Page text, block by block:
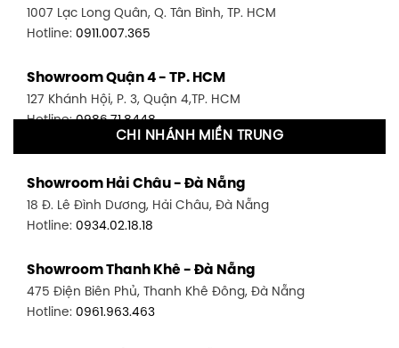
1007 Lạc Long Quân, Q. Tân Bình, TP. HCM
Hotline: 0911.007.365
Showroom Quận 4 - TP. HCM
127 Khánh Hội, P. 3, Quận 4,TP. HCM
Hotline:0986.71.8448
1411 Đường 3/2, P. 16, Quận 11, TP. HCM
Hotline:0906.256.759
1448 Huỳnh Tấn Phát, Phú Thuận, Quận 7, TP HCM
Hotline:0946.480.580
CHI NHÁNH MIỀN TRUNG
Showroom Hải Châu - Đà Nẵng
18 Đ. Lê Đình Dương, Hải Châu, Đà Nẵng
Hotline: 0934.02.18.18
Showroom Thanh Khê - Đà Nẵng
475 Điện Biên Phủ, Thanh Khê Đông, Đà Nẵng
Hotline: 0961.963.463